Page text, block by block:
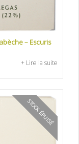
– Escuris
+ Lire la suite
STOCK ÉPUISÉ